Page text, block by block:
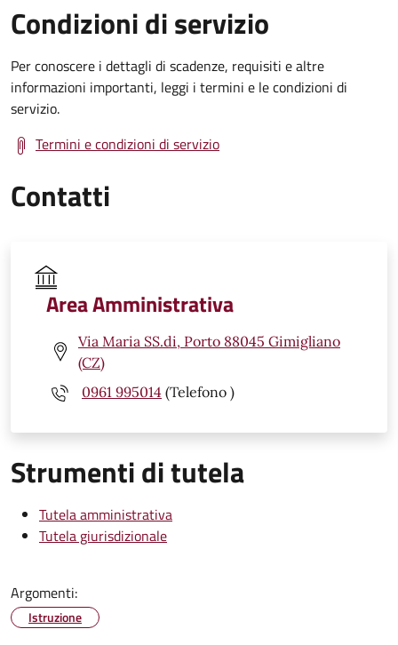
Condizioni di servizio
Per conoscere i dettagli di scadenze, requisiti e altre
informazioni importanti, leggi i termini e le condizioni di
servizio.
Termini e condizioni di servizio
Contatti
Area Amministrativa
Via Maria SS.di, Porto 88045 Gimigliano
(CZ)
0961 995014 (Telefono )
Strumenti di tutela
Tutela amministrativa
Tutela giurisdizionale
Argomenti:
Istruzione